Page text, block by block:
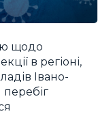
щодо
в регіоні,
Івано-